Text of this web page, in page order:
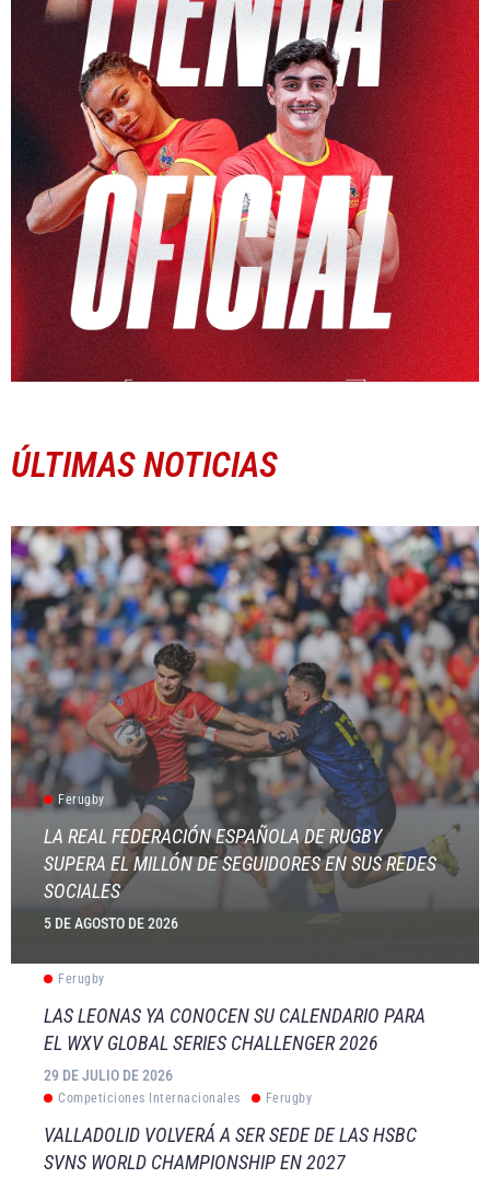
ÚLTIMAS NOTICIAS
Ferugby
LA REAL FEDERACIÓN ESPAÑOLA DE RUGBY
SUPERA EL MILLÓN DE SEGUIDORES EN SUS REDES
SOCIALES
5 DE AGOSTO DE 2026
Ferugby
LAS LEONAS YA CONOCEN SU CALENDARIO PARA
EL WXV GLOBAL SERIES CHALLENGER 2026
29 DE JULIO DE 2026
Competiciones Internacionales Ferugby
VALLADOLID VOLVERÁ A SER SEDE DE LAS HSBC
SVNS WORLD CHAMPIONSHIP EN 2027